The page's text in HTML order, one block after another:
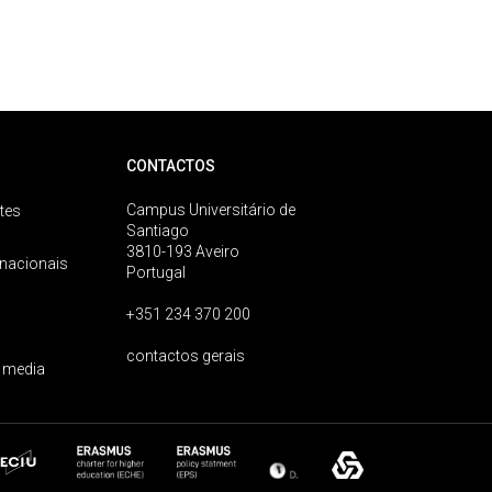
CONTACTOS
Campus Universitário de
Santiago
3810-193 Aveiro
Portugal
+351 234 370 200
contactos gerais